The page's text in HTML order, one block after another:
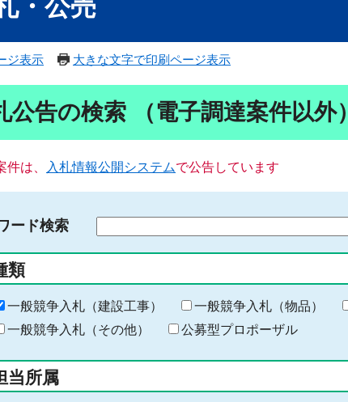
・公売
ジ表示 大きな文字で印刷ページ表示
公告の検索 （電子調達案件以外）
件は、 入札情報公開システムで公告しています
ード検索
る
キ
ー
ー
類
一般競争入札（建設工事） 一般競争入札（物品）
一般競争入札（その他）
公募型プロポーザル
当所属